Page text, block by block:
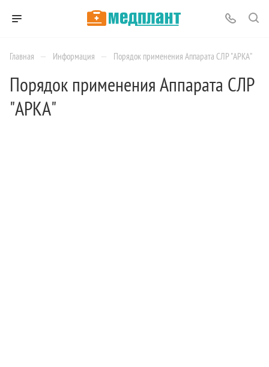
Главная — Информация — Порядок применения Аппарата СЛР "АРКА"
Порядок применения Аппарата СЛР
"АРКА"